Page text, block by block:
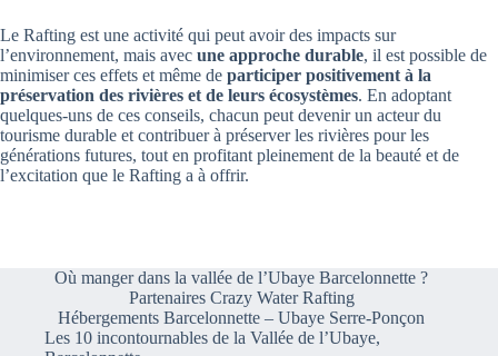
Le Rafting est une activité qui peut avoir des impacts sur
l’environnement, mais avec une approche durable, il est possible de
minimiser ces effets et même de participer positivement à la
préservation des rivières et de leurs écosystèmes. En adoptant
quelques-uns de ces conseils, chacun peut devenir un acteur du
tourisme durable et contribuer à préserver les rivières pour les
générations futures, tout en profitant pleinement de la beauté et de
l’excitation que le Rafting a à offrir.
Où manger dans la vallée de l’Ubaye Barcelonnette ?
Partenaires Crazy Water Rafting
Hébergements Barcelonnette – Ubaye Serre-Ponçon
Les 10 incontournables de la Vallée de l’Ubaye,